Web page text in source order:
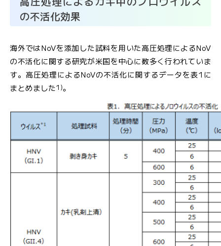
の不活化効果
海外ではNoVを添加した試料を用いた高圧処理によるNoV
の不活化に関する研究が米国を中心に数多く行われていま
す。高圧処理によるNoVの不活化に関するデータを表1に
まとめました1)。